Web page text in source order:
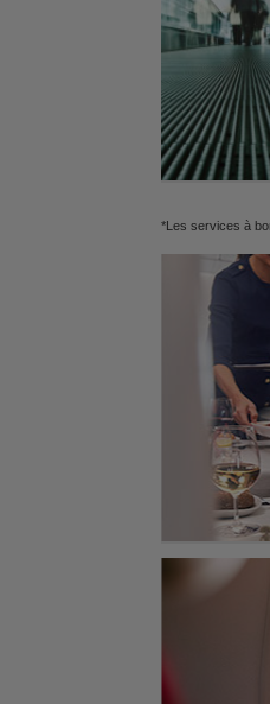
*Les services à